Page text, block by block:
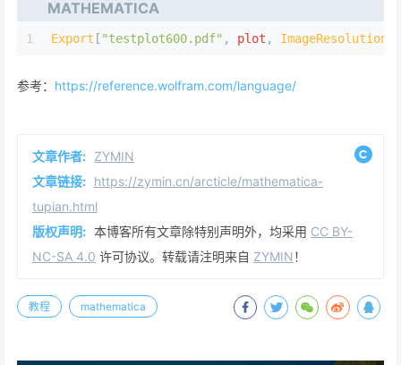
MATHEMATICA
1 Export [ "testplot600.pdf" , plot , ImageResolution
参考： https://reference.wolfram.com/language/
文章作者: ZYMIN
文章链接: https://zymin.cn/arcticle/mathematica-
tupian.html
版权声明: 本博客所有文章除特别声明外，均采用 CC BY-
NC-SA 4.0 许可协议。转载请注明来自 ZYMIN！
教程 mathematica